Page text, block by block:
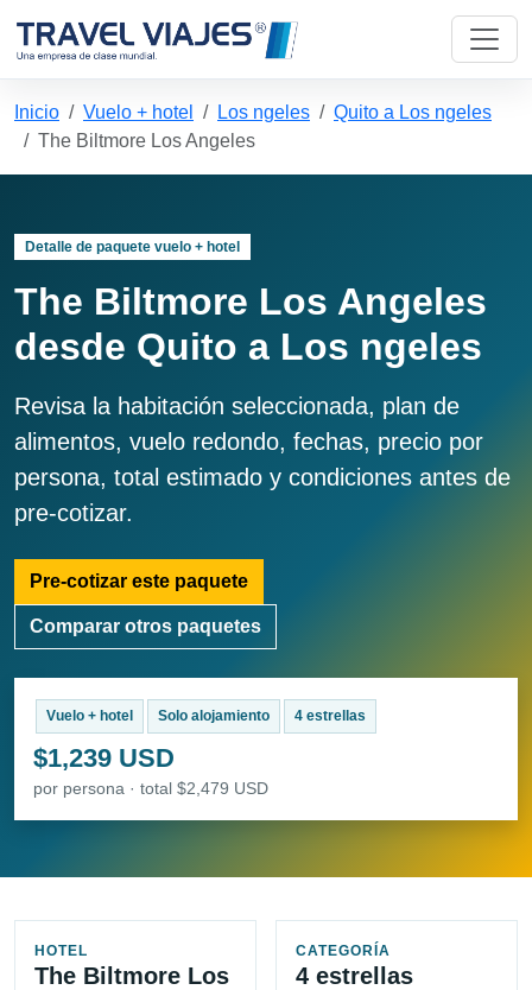
Inicio Vuelo + hotel Los ngeles
Quito a Los ngeles
The Biltmore Los Angeles
Detalle de paquete vuelo + hotel
The Biltmore Los Angeles
desde Quito a Los ngeles
Revisa la habitación seleccionada, plan de
alimentos, vuelo redondo, fechas, precio por
persona, total estimado y condiciones antes de
pre-cotizar.
Pre-cotizar este paquete
Comparar otros paquetes
Vuelo + hotel Solo alojamiento 4 estrellas
$1,239 USD
por persona · total $2,479 USD
HOTEL
The Biltmore Los
CATEGORÍA
4 estrellas